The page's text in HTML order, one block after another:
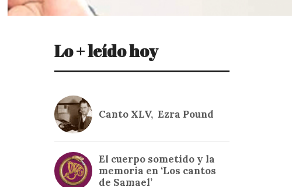
Lo + leído hoy